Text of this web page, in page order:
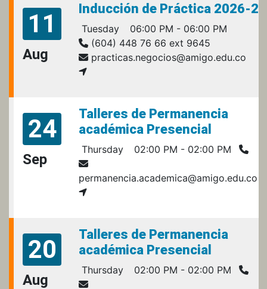
11
Aug
Inducción de Práctica 2026-2
Tuesday
06:00 PM - 06:00 PM
(604) 448 76 66 ext 9645
practicas.negocios@amigo.edu.co
24
Sep
Talleres de Permanencia
académica Presencial
Thursday 02:00 PM - 02:00 PM
permanencia.academica@amigo.edu.co
20
Aug
Talleres de Permanencia
académica Presencial
Thursday 02:00 PM - 02:00 PM